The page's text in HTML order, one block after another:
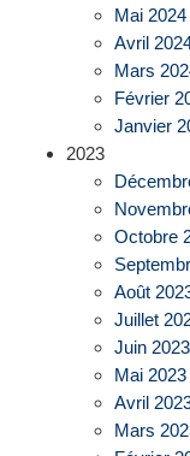
Mai 2024
Avril
Mars
Février
Janvier
2023
Octobre
Août
Juillet
Juin 2023
Mai 2023
Avril
Mars